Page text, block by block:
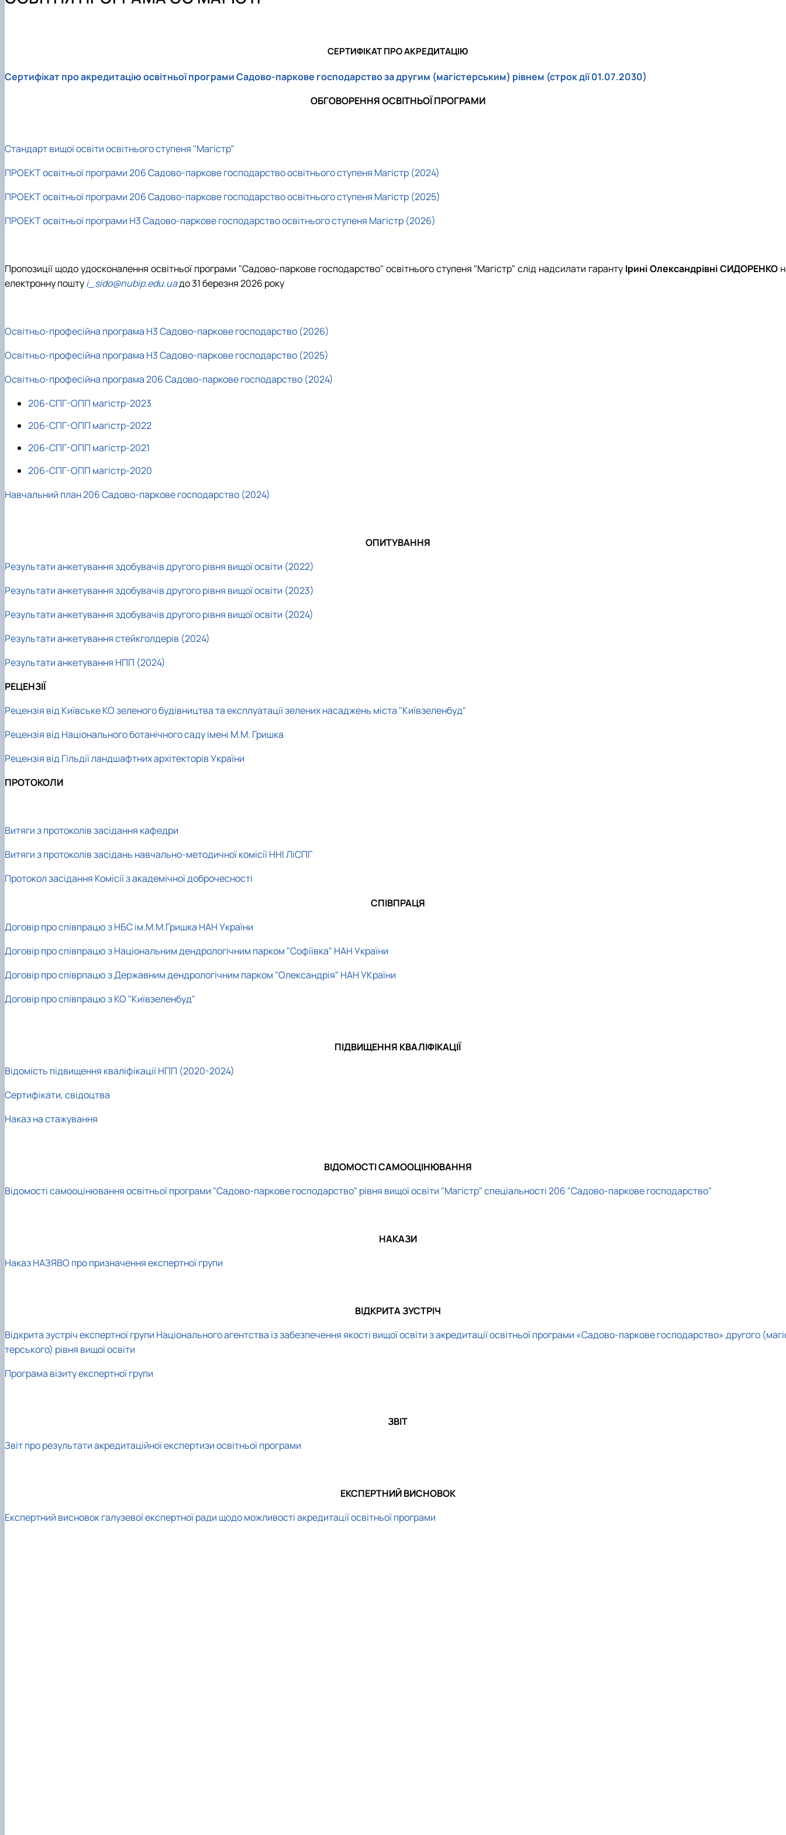
Лабораторії
Приймальна комісія
PhD
Матеріальне забезпечення
Конференції
Природа та Мистецтво
СЕРТИФІКАТ ПРО АКРЕДИТАЦІЮ
Сертифікат про акредитацію освітньої програми Садово-паркове господарство за другим (магістерським) рівнем (строк дії 01.07.2030)
ОБГОВОРЕННЯ ОСВІТНЬОЇ ПРОГРАМИ
Стандарт вищої освіти освітнього ступеня "Магістр"
ПРОЕКТ освітньої програми 206 Садово-паркове господарство освітнього ступеня Магістр (2024)
ПРОЕКТ освітньої програми 206 Садово-паркове господарство освітнього ступеня Магістр (2025)
ПРОЕКТ освітньої програми Н3 Садово-паркове господарство освітнього ступеня Магістр (2026)
Пропозиції щодо удосконалення освітньої програми "Садово-паркове господарство" освітнього ступеня "Магістр" слід надсилати гаранту Ірині Олександрівні СИДОРЕНКО
електронну поштуi_sido@nubip.edu.uaдо 31 березня 2026 року
Освітньо-професійна програма H3 Садово-паркове господарство (2026)
Освітньо-професійна програма H3 Садово-паркове господарство (2025)
Освітньо-професійна програма 206 Садово-паркове господарство (2024)
206-СПГ-ОПП магістр-2023
206-СПГ-ОПП магістр-2022
206-СПГ-ОПП магістр-2021
206-СПГ-ОПП магістр-2020
Навчальний план 206 Садово-паркове господарство (2024)
ОПИТУВАННЯ
Результати анкетування здобувачів другого рівня вищої освіти (2022)
Результати анкетування здобувачів другого рівня вищої освіти (2023)
Результати анкетування здобувачів другого рівня вищої освіти (2024)
Результати анкетування стейкголдерів (2024)
Результати анкетування НПП (2024)
РЕЦЕНЗІЇ
Рецензія від Київське КО зеленого будівництва та експлуатації зелених насаджень міста "Київзеленбуд"
Рецензія від Національного ботанічного саду імені М.М. Гришка
Рецензія від Гільдії ландшафтних архітекторів України
ПРОТОКОЛИ
Витяги з протоколів засідання кафедри
Витяги з протоколів засідань навчально-методичної комісії ННІ ЛіСПГ
Протокол засідання Комісії з академічної доброчесності
СПІВПРАЦЯ
Договір про співпрацю з НБС ім.М.М.Гришка НАН України
Договір про співпрацю з Національним дендрологічним парком "Софіївка" НАН України
Договір про співрпацю з Державним дендрологічним парком "Олександрія" НАН УКраїни
Договір про співпрацю з КО "Київзеленбуд"
ПІДВИЩЕННЯ КВАЛІФІКАЦІЇ
Відомість підвищення кваліфікації НПП (2020-2024)
Сертифікати, свідоцтва
Наказ на стажування
ВІДОМОСТІСАМООЦІНЮВАННЯ
Відомості самооцінювання освітньої програми "Садово-паркове господарство" рівня вищої освіти "Магістр" спеціальності 206 "Садово-паркове господарство"
НАКАЗИ
Наказ НАЗЯВО про призначення експертної групи
ВІДКРИТА ЗУСТРІЧ
Відкрита зустріч експертної групи Національного агентства із забезпечення якості вищої освіти з акредитації освітньої програми «Садово-паркове господарство» другого
терського) рівня вищої освіти
Програма візиту експертної групи
ЗВІТ
Звіт про результати акредитаційної експертизи освітньої програми
ЕКСПЕРТНИЙ ВИСНОВОК
Експертний висновок галузевої експертної ради щодо можливості акредитації освітньої програми